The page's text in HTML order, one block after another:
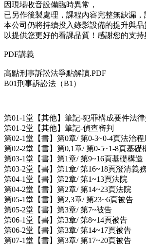
因現場收音設備臨時異常，
已另作後製處理，課程內容完整無缺漏，
本公司仍將持續投入錄影設備的提升與品
以提供您更好的看課品質！感謝您的支持
PDF講義
高點刑事訴訟法爭點解讀.PDF
B01刑事訴訟法（B1）
第01-1堂【其他】筆記-犯罪構成要件法
第01-2堂【其他】筆記-偵查審判
第02-1堂【書】第0章/ 第0-3~0-4頁法治程
第02-2堂【書】第0,1章/ 第0-5~1-8頁基礎
第03-1堂【書】第1章/ 第9~16頁基礎構造
第03-2堂【書】第1章/ 第16~18頁澄清義務
第04-1堂【書】第2章/ 第1~13頁法院
第04-2堂【書】第2章/ 第14~23頁法院
第05-1堂【書】第2,3章/ 第23~6頁被告
第05-2堂【書】第3章/ 第7~被告
第06-1堂【書】第3章/ 第8~14頁被告
第06-2堂【書】第3章/ 第14~17頁被告
第07-1堂【書】第3章/ 第17~20頁被告